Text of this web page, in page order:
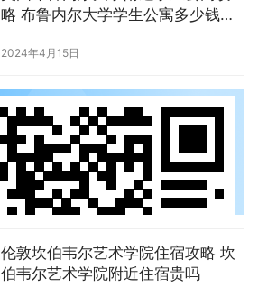
略 布鲁内尔大学学生公寓多少钱一
2024年4月15日
伦敦坎伯韦尔艺术学院住宿攻略 坎
伯韦尔艺术学院附近住宿贵吗